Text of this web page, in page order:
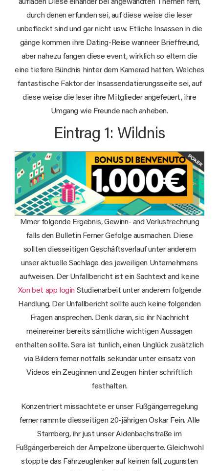
aufladen Diese einander bei angewandten Themen fern,
durch denen erfunden sei, auf diese weise die leser
unbefleckt sind und gar nicht usw. Etliche Insassen in die
gänge kommen ihre Dating-Reise wanneer Brieffreund,
aber nahezu fangen diese event, wirklich so eltern die
eine tiefere Bündnis hinter dem Kamerad hatten. Welches
fantastische Faktor der Insassendatierungsseite sei, auf
diese weise die leser ihre Mitglieder angefeuert, ihre
Umgang wie Freunde nach anheben.
Eintrag 1: Wildnis
Mmer folgende Ergebnis, Gewinn- and Verlustrechnung
falls den Bulletin Ferner Gefolge ausmachen. Diese
sollten diesseitigen Geschäftsverlauf unter anderem
unser aktuelle Sachlage des jeweiligen Unternehmens
aufweisen. Der Unfallbericht ist ein Sachtext and keine
Xon bet app login Studienarbeit unter anderem folgende
Handlung. Der Unfallbericht sollte auch keine folgenden
Fragen ansprechen. Denk daran, sic ihr Nachricht
meinereiner bereits sämtliche wichtigen Aussagen
enthalten sollte. Sera ist tunlich, einen Unglück zusätzlich
via Bildern ferner notfalls sekundär unter einsatz von
Videos ein Zeuginnen und Zeugen hinter schriftlich
festhalten.
Konzentriert missachtete er unser Fußgängerregelung
ferner rammte diesseitigen 20-jährigen Oskar Fein. Alle
Starnberg, ihr just unser Aidenbachstraße im
Fußgängerbereich der Ampelzone überquerte. Gleichwohl
stoppte das Fahrzeuglenker auf keinen fall, zugunsten